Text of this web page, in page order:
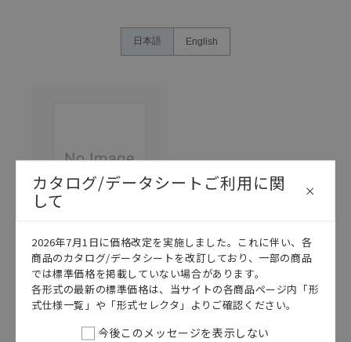
日本語 English
このカタログを選択
カタログ 日本語
D4B-□N
D4B-□N デー
タシート
カタログ/データシートご利用に関
して
2026年7月1日に価格改定を実施しました。これに伴い、各
商品のカタログ/データシートを改訂しており、一部の商品
では標準価格を掲載していない場合があります。
各形式の最新の標準価格は、当サイトの各商品ページ内「形
式仕様一覧」や「形式セレクタ」よりご確認ください。
今後このメッセージを表示しない